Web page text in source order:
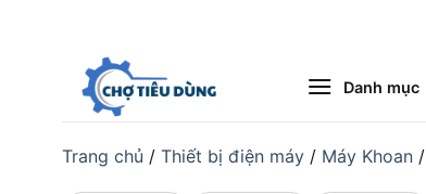
Danh mục
Trang chủ / Thiết bị điện máy / Máy Khoan /